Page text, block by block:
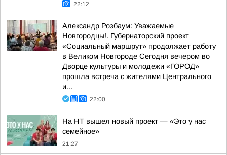
22:12
Александр Розбаум: Уважаемые
Новгородцы!. Губернаторский проект
«Социальный маршрут» продолжает работу
в Великом Новгороде Сегодня вечером во
Дворце культуры и молодежи «ГОРОД»
прошла встреча с жителями Центрального
и...
22:00
На НТ вышел новый проект — «Это у нас
семейное»
21:27